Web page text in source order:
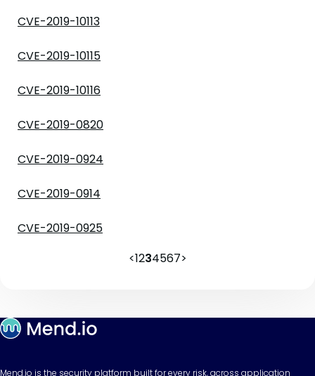
CVE-2019-10113
CVE-2019-10115
CVE-2019-10116
CVE-2019-0820
CVE-2019-0924
CVE-2019-0914
CVE-2019-0925
<1234567>
Mend.io is the security platform built for every risk, across application